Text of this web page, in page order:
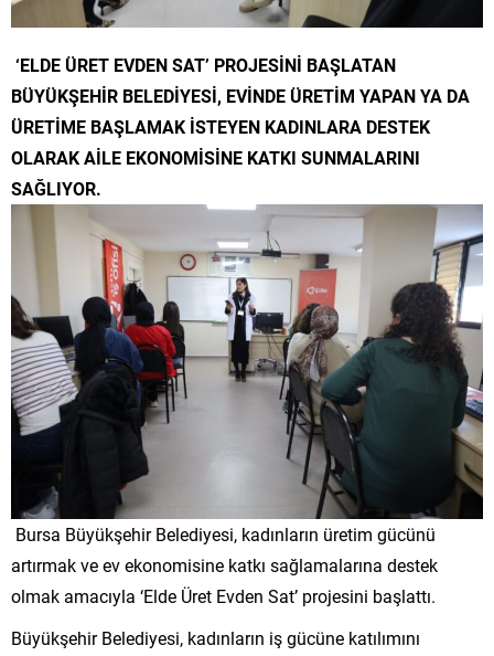
‘ELDE ÜRET EVDEN SAT’ PROJESİNİ BAŞLATAN
BÜYÜKŞEHİR BELEDİYESİ, EVİNDE ÜRETİM YAPAN YA DA
ÜRETİME BAŞLAMAK İSTEYEN KADINLARA DESTEK
OLARAK AİLE EKONOMİSİNE KATKI SUNMALARINI
SAĞLIYOR.
Bursa Büyükşehir Belediyesi, kadınların üretim gücünü
artırmak ve ev ekonomisine katkı sağlamalarına destek
olmak amacıyla ‘Elde Üret Evden Sat’ projesini başlattı.
Büyükşehir Belediyesi, kadınların iş gücüne katılımını